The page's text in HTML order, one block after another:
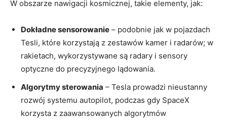
W obszarze nawigacji kosmicznej, takie elementy, jak:
Dokładne sensorowanie – podobnie jak w pojazdach
Tesli, które korzystają z zestawów kamer i radarów; w
rakietach, wykorzystywane są radary i sensory
optyczne do precyzyjnego lądowania.
Algorytmy sterowania – Tesla prowadzi nieustanny
rozwój systemu autopilot, podczas gdy SpaceX
korzysta z zaawansowanych algorytmów